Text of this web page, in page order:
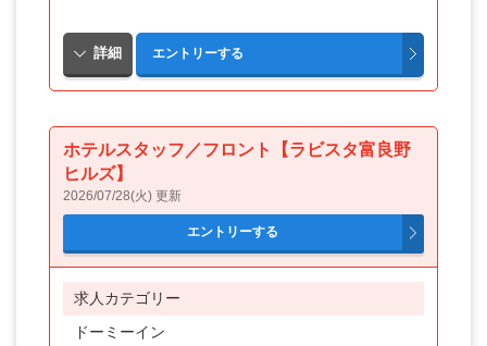
ホテルスタッフ／フロント【ラビスタ富良野
ヒルズ】
2026/07/28(火) 更新
求人カテゴリー
ドーミーイン